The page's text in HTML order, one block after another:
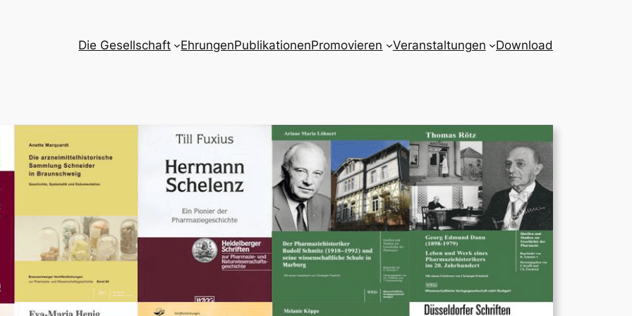
Die Gesellschaft EhrungenPublikationenPromovieren Veranstaltungen Download